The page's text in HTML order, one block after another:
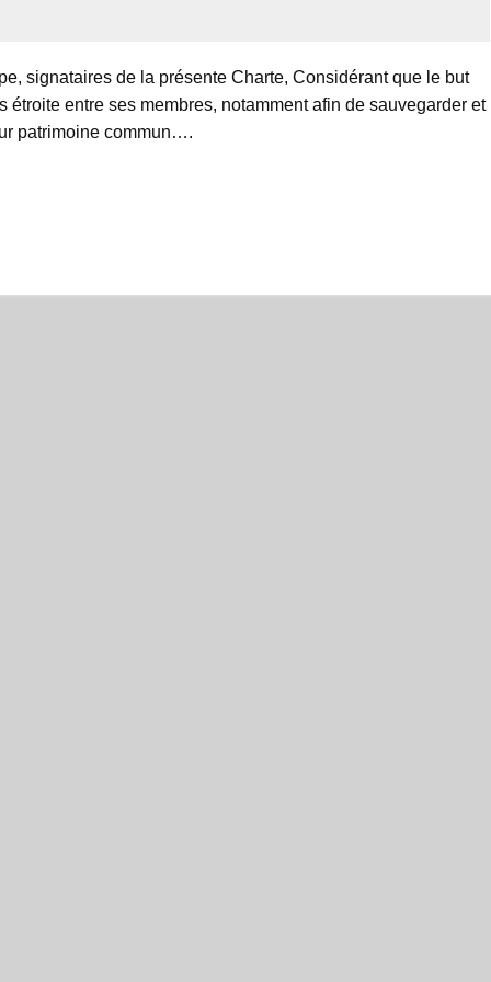
signataires de la présente Charte, Considérant que le but
entre ses membres, notamment afin de sauvegarder et
patrimoine commun….